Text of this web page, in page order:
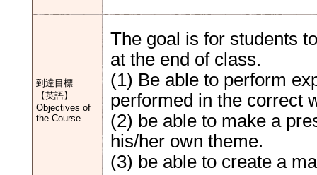
到達目標
【英語】
Objectives of
the Course
The goal is for students
at the end of class.
(1) Be able to perform
performed in the correct
(2) be able to make a
his/her own theme.
(3) be able to create a